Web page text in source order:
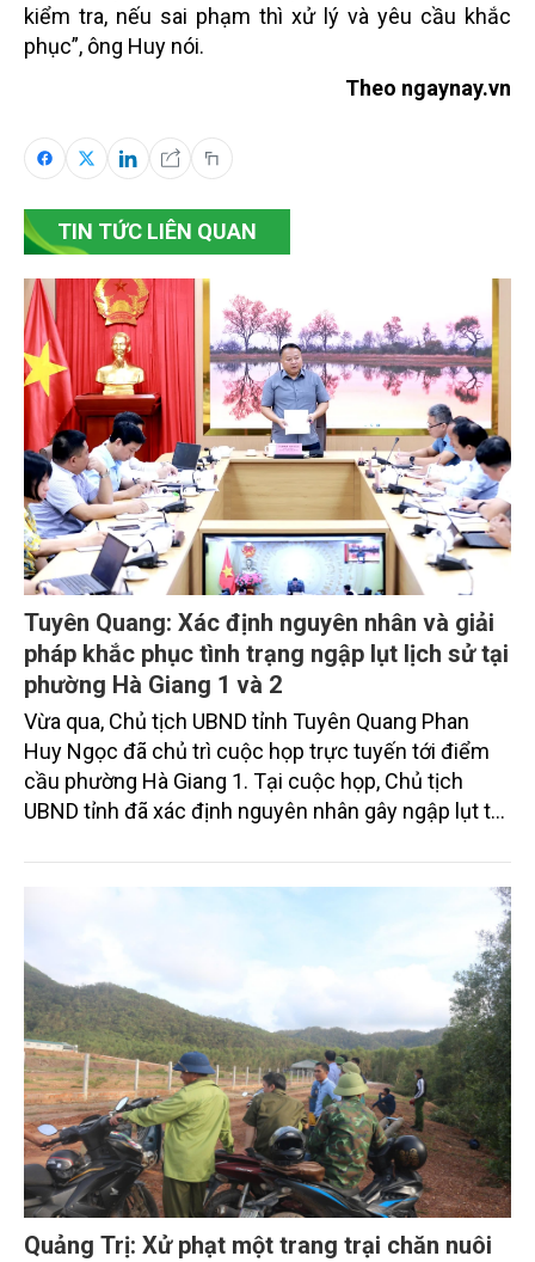
kiểm tra, nếu sai phạm thì xử lý và yêu cầu khắc
phục”, ông Huy nói.
Theo ngaynay.vn
TIN TỨC LIÊN QUAN
Tuyên Quang: Xác định nguyên nhân và giải
pháp khắc phục tình trạng ngập lụt lịch sử tại
phường Hà Giang 1 và 2
Vừa qua, Chủ tịch UBND tỉnh Tuyên Quang Phan
Huy Ngọc đã chủ trì cuộc họp trực tuyến tới điểm
cầu phường Hà Giang 1. Tại cuộc họp, Chủ tịch
UBND tỉnh đã xác định nguyên nhân gây ngập lụt tại
qua, đồng thời giao Sở Nông nghiệp và Môi trường,
Quảng Trị: Xử phạt một trang trại chăn nuôi